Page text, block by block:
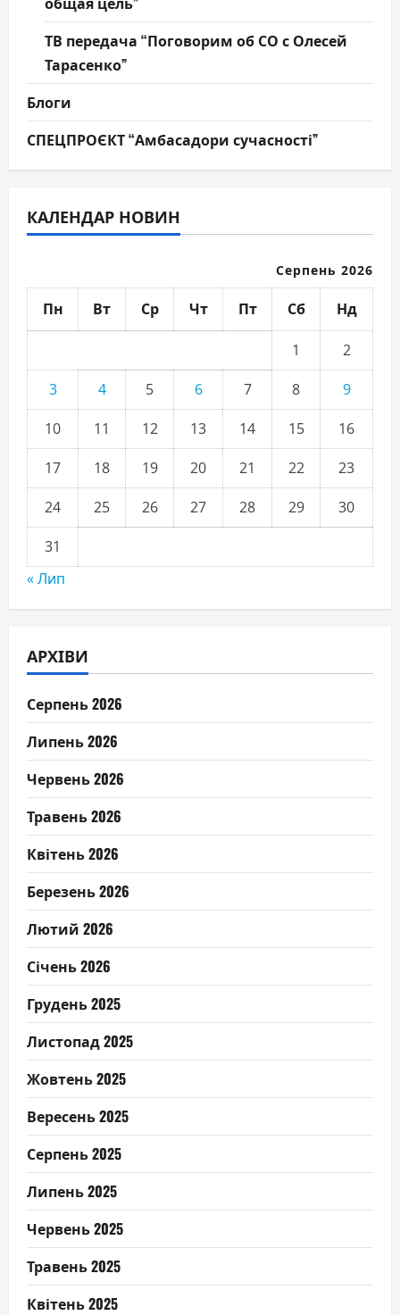
ТВ передача “Поговорим об СО с Олесей
Тарасенко”
Блоги
СПЕЦПРОЄКТ “Амбасадори сучасності”
КАЛЕНДАР НОВИН
Серпень 2026
Пн Вт Ср Чт Пт Сб Нд
1
2
3
4 5 6 7 8
9
10
11 12 13 14 15
16
17
18 19 20 21 22
23
24
25 26 27 28 29
30
31
« Лип
АРХІВИ
Серпень 2026
Липень 2026
Червень 2026
Травень 2026
Квітень 2026
Березень 2026
Лютий 2026
Січень 2026
Грудень 2025
Листопад 2025
Жовтень 2025
Вересень 2025
Серпень 2025
Липень 2025
Червень 2025
Травень 2025
Квітень 2025